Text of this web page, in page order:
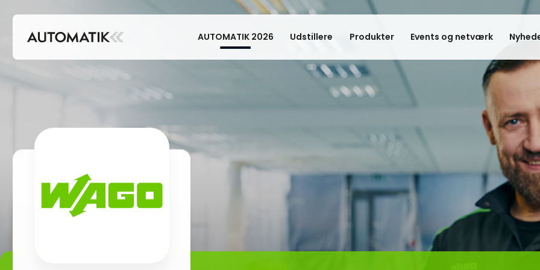
AUTOMATIK 2026 Udstillere Produkter Events og netværk